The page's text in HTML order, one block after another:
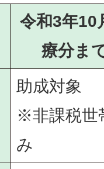
令和3年10
療分ま
助成対象
※非課税世
み